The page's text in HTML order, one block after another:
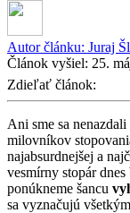
Autor článku: Juraj
Článok vyšiel: 25.
Zdieľať článok:
Ani sme sa
milovníkov
najabsurdnejšej a
vesmírny stopár
ponúkneme šancu
sa vyznačujú